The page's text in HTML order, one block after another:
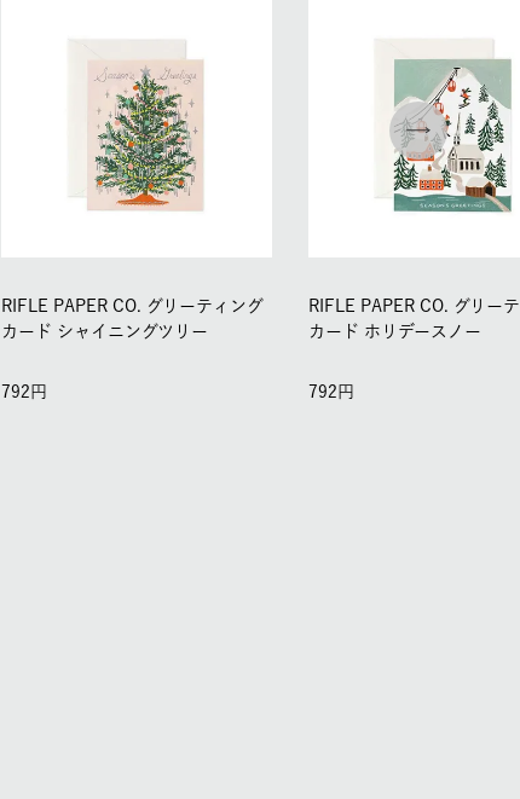
RIFLE PAPER CO. グリーティング
カード シャイニングツリー
792
RIFLE PAPER CO. グリー
カード ホリデースノー
792